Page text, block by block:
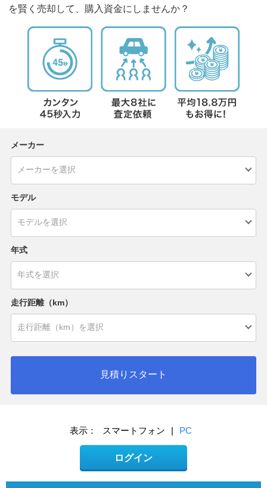
を賢く売却して、購入資金にしませんか？
メーカー
モデル
年式
走行距離（km）
見積りスタート
表示： スマートフォン | PC
ログイン